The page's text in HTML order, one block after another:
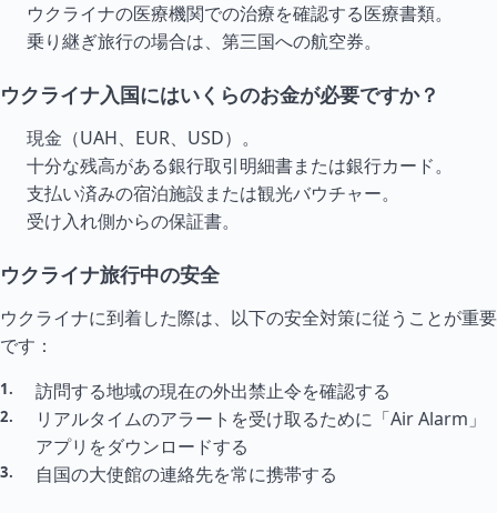
ウクライナの医療機関での治療を確認する医療書類。
乗り継ぎ旅行の場合は、第三国への航空券。
ウクライナ入国にはいくらのお金が必要ですか？
現金（UAH、EUR、USD）。
十分な残高がある銀行取引明細書または銀行カード。
支払い済みの宿泊施設または観光バウチャー。
受け入れ側からの保証書。
ウクライナ旅行中の安全
ウクライナに到着した際は、以下の安全対策に従うことが重要
です：
訪問する地域の現在の外出禁止令を確認する
リアルタイムのアラートを受け取るために「Air Alarm」
アプリをダウンロードする
自国の大使館の連絡先を常に携帯する